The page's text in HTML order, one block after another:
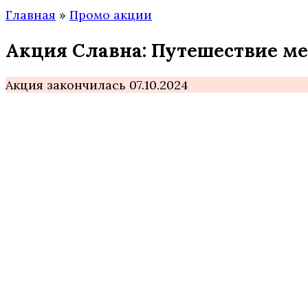
Главная » Промо акции
Акция Славна: Путешествие
Акция закончилась 07.10.2024